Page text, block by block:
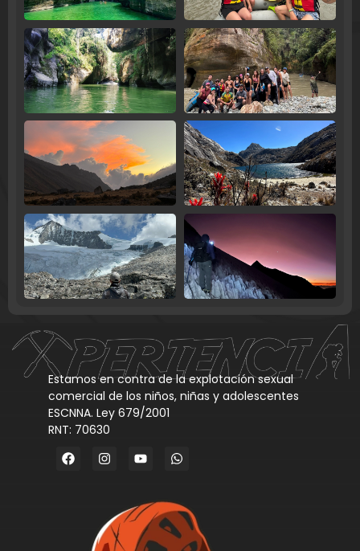
Estamos en contra de la explotación sexual
comercial de los niños, niñas y adolescentes
ESCNNA. Ley 679/2001
RNT: 70630